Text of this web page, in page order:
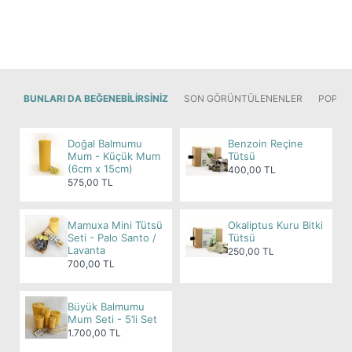
Astım veya solunum problemi olanlar tütsüleme
Lavanta Tütsü Buketi ile rahatlayın, huzuru hissedin
ve hayatınıza pozitif enerji katın!
bilgiler her zaman bir sağlık uzmanına danışılarak
alınmalıdır. Bu metin tıbbi tavsiye olarak
değerlendirilmemeli, sadece bilgilendirme amaçlı
Lavanta Tütsüsü ve Doğal Tütsü Buketleri
Hakkında Daha Fazla Bilgi İçin:
BUNLARI DA BEĞENEBILIRSINIZ SON GÖRÜNTÜLENENLER
Doğal Balmumu
Mum - Küçük Mum
(6cm x 15cm)
575,00 TL
Benzoin Reçine
Tütsü
400,00 TL
Mamuxa Mini Tütsü
Seti - Palo Santo /
Lavanta
700,00 TL
Okaliptus Kuru Bitki
Tütsü
250,00 TL
Büyük Balmumu
Mum Seti - 5’li Set
1.700,00 TL